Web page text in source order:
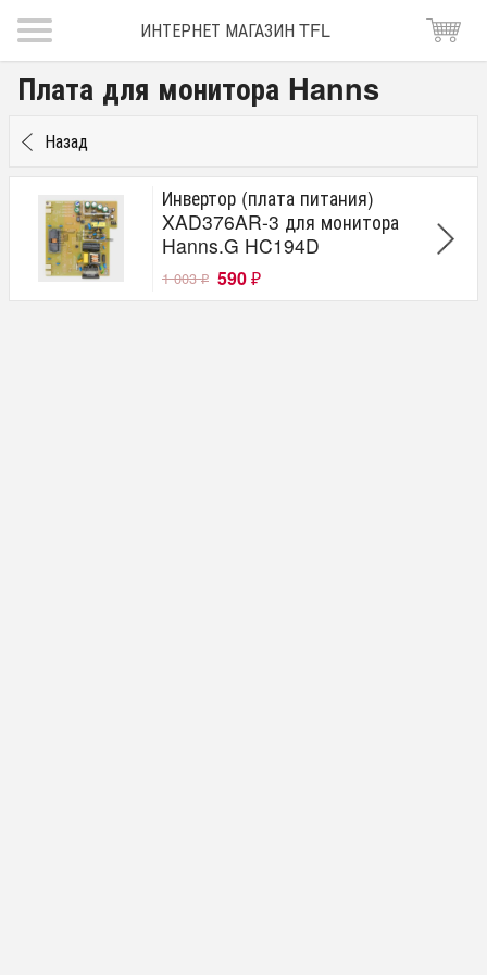
ИНТЕРНЕТ МАГАЗИН TFL
Плата для монитора Hanns
Назад
Инвертор (плата питания)
XAD376AR-3 для монитора
Hanns.G HC194D
1 003₽ 590 ₽